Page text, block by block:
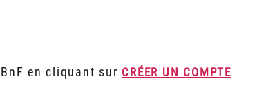
en cliquant sur CRÉER UN COMPTE